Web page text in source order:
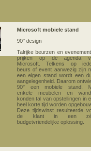
Microsoft mobiele stand
90° design
Talrijke beurzen en
prijken op de agenda
Microsoft. Telkens op
beurs of event aanwezig zijn
een eigen stand wordt een
aangelegenheid. Daarom
90° een mobiele stand.
enkele meubelen en
konden tal van opstellingen in
heel korte tijd worden
Deze tijdswinst resulteerde
de klant in een
budgetvriendelijke oplossing.